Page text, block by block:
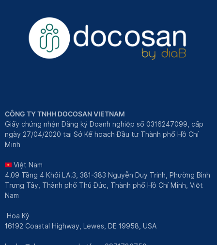
CÔNG TY TNHH DOCOSAN VIETNAM
Giấy chứng nhận Đăng ký Doanh nghiệp số 0316247099, cấp
ngày 27/04/2020 tại Sở Kế hoạch Đầu tư Thành phố Hồ Chí
Minh
Việt Nam
4.09 Tầng 4 Khối LA.3, 381-383 Nguyễn Duy Trinh, Phường Bình
Trưng Tây, Thành phố Thủ Đức, Thành phố Hồ Chí Minh, Việt
Nam
Hoa Kỳ
16192 Coastal Highway, Lewes, DE 19958, USA